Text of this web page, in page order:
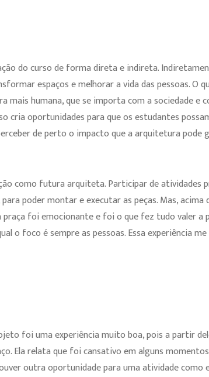
do curso de forma direta e indireta.
espaços e melhorar a vida das pessoas. O
humana, que se importa com a sociedade e
cria oportunidades para que os estudantes
de perto o impacto que a arquitetura pode
como futura arquiteta. Participar de atividades
poder montar e executar as peças. Mas, acima
foi emocionante e foi o que fez tudo valer a
o foco é sempre as pessoas. Essa experiência
foi uma experiência muito boa, pois a partir
Ela relata que foi cansativo em alguns
outra oportunidade para uma atividade como